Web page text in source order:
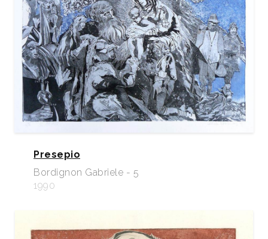
Presepio
Bordignon Gabriele - 5
1990